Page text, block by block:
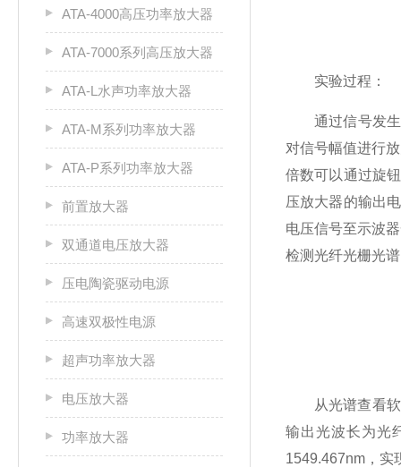
ATA-4000高压功率放大器
ATA-7000系列高压放大器
ATA-L水声功率放大器
ATA-M系列功率放大器
ATA-P系列功率放大器
前置放大器
双通道电压放大器
压电陶瓷驱动电源
高速双极性电源
超声功率放大器
电压放大器
功率放大器
实验过程：
通过信号发生
对信号幅值进行
倍数可以通过旋
压放大器的输出
电压信号至示波
检测光纤光栅光
从光谱查看软
输出光波长为光
1549.467nm，实